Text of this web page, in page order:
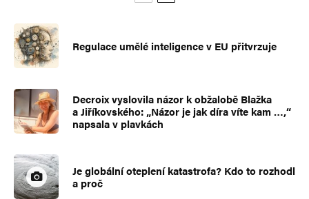
Regulace umělé inteligence v EU přitvrzuje
Decroix vyslovila názor k obžalobě Blažka
a Jiříkovského: „Názor je jak díra víte kam …,“
napsala v plavkách
Je globální oteplení katastrofa? Kdo to rozhodl
a proč